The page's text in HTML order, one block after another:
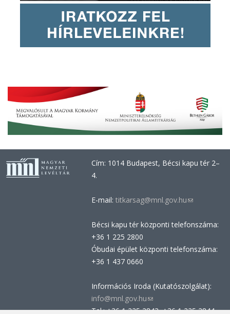
Cím: 1014 Budapest, Bécsi kapu tér 2–
4.
E-mail: titkarsag@mnl.gov.hu(link
e-
Bécsi kapu tér központi telefonszáma:
+36 1 225 2800
Óbudai épület központi telefonszáma:
+36 1 437 0660
Információs Iroda (Kutatószolgálat):
info@mnl.gov.hu(link
sends
Tel.: +36 1 225 2843, +36 1 225 2844